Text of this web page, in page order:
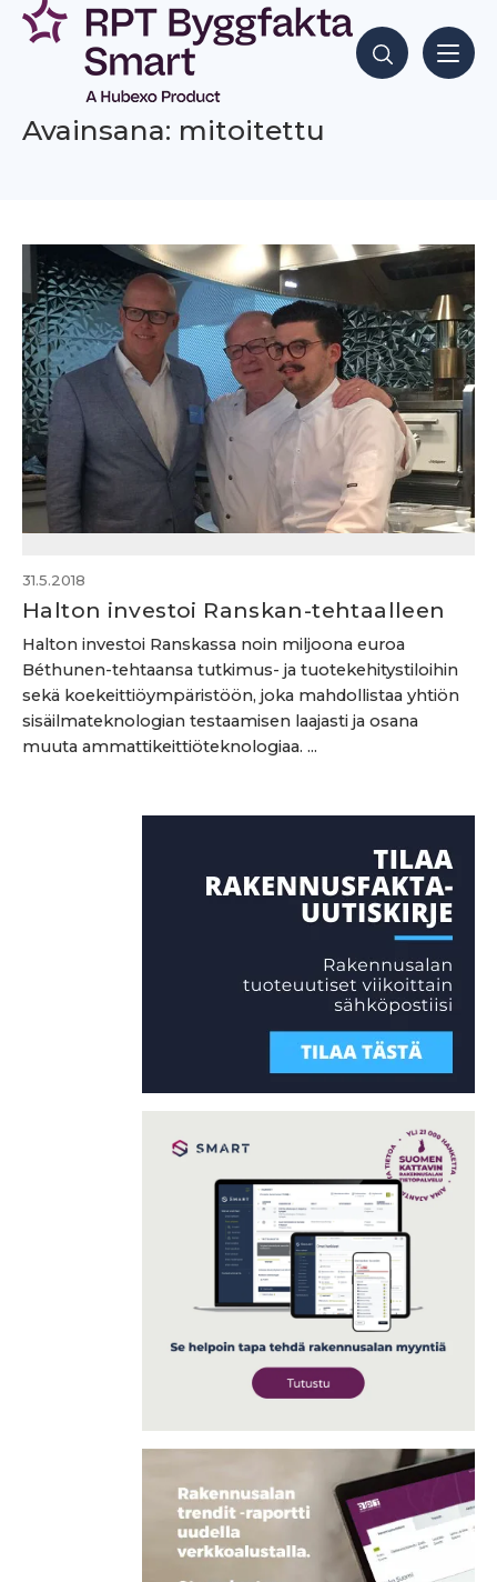
Siirry
sisältöön
Hae sisältöjä
Avainsana: mitoitettu
31.5.2018
Halton investoi Ranskan-tehtaalleen
Halton investoi Ranskassa noin miljoona euroa
Béthunen-tehtaansa tutkimus- ja tuotekehitystiloihin
sekä koekeittiöympäristöön, joka mahdollistaa yhtiön
sisäilmateknologian testaamisen laajasti ja osana
muuta ammattikeittiöteknologiaa. ...